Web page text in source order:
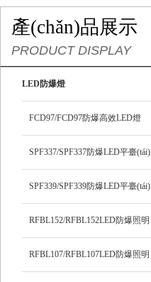
產(chǎn)品展示
PRODUCT DISPLAY
LED防爆燈
FCD97/FCD97防爆高效LED燈
SPF337/SPF337防爆LED平臺(tái)
燈
SPF339/SPF339防爆LED平臺(tái)
燈
RFBL152/RFBL152LED防爆照明
燈
RFBL107/RFBL107LED防爆照明